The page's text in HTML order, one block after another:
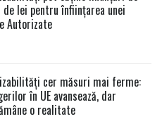
de lei pentru înființarea unei
Autorizate
cer măsuri mai ferme:
în UE avansează, dar
o realitate